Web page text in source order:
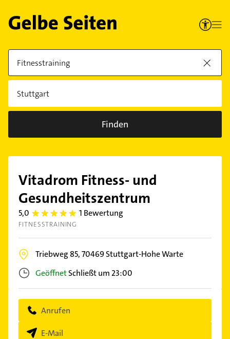
Finden
Vitadrom Fitness- und
Gesundheitszentrum
5,0 5.0 1 Bewertung
FITNESSTRAINING
Triebweg 85,70469Stuttgart-Hohe Warte
GeöffnetSchließt um 23:00
Anrufen
E-Mail